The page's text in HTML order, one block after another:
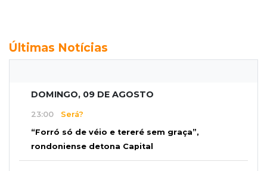
Últimas Notícias
DOMINGO, 09 DE AGOSTO
23:00 Será?
“Forró só de véio e tereré sem graça”,
rondoniense detona Capital